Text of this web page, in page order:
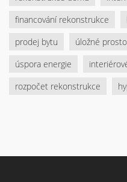
financování rekonstrukce
prodej bytu
úložné
úspora energie
rozpočet rekonstrukce